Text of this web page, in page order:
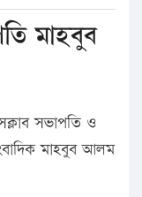
মাহবুব
সভাপতি ও
মাহবুব আলম